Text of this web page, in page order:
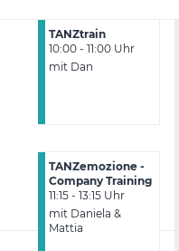
TANZemozione -
Company Training
11:15 - 13:15 Uhr
mit Daniela &
Mattia
TANZtrain
10:00 - 11:00 Uhr
mit Dan